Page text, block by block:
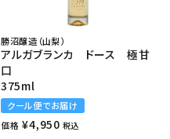
勝沼醸造（山梨）
アルガブランカ ドース 極甘
口
375ml
クール便でお届け
価格 ¥4,950 税込